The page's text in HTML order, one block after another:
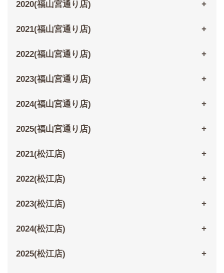
2020(福山宮通り店)
2021(福山宮通り店)
2022(福山宮通り店)
2023(福山宮通り店)
2024(福山宮通り店)
2025(福山宮通り店)
2021(松江店)
2022(松江店)
2023(松江店)
2024(松江店)
2025(松江店)